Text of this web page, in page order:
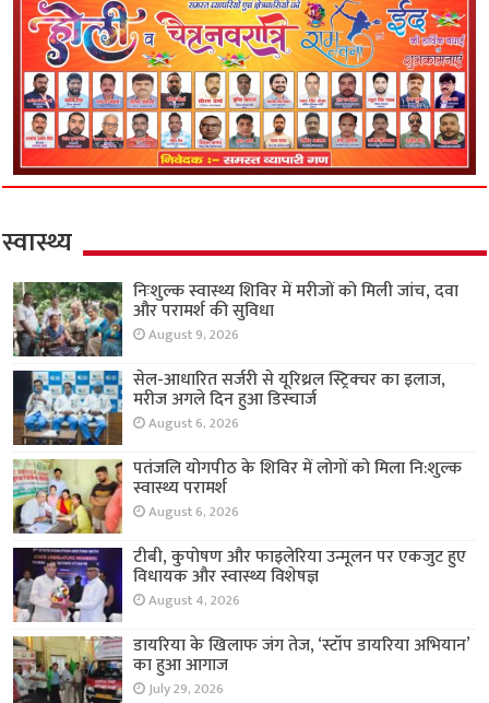
स्वास्थ्य
निःशुल्क स्वास्थ्य शिविर में मरीजों को मिली जांच, दवा
और परामर्श की सुविधा
August 9, 2026
सेल-आधारित सर्जरी से यूरिथ्रल स्ट्रिक्चर का इलाज,
मरीज अगले दिन हुआ डिस्चार्ज
August 6, 2026
पतंजलि योगपीठ के शिविर में लोगों को मिला नि:शुल्क
स्वास्थ्य परामर्श
August 6, 2026
टीबी, कुपोषण और फाइलेरिया उन्मूलन पर एकजुट हुए
विधायक और स्वास्थ्य विशेषज्ञ
August 4, 2026
डायरिया के खिलाफ जंग तेज, ‘स्टॉप डायरिया अभियान’
का हुआ आगाज
July 29, 2026